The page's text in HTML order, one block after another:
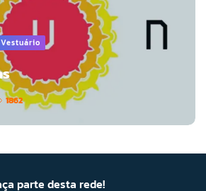
1862
parte desta rede!